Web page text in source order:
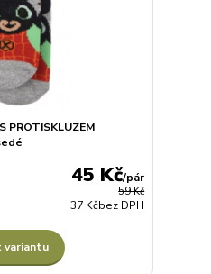
PROTISKLUZEM
59 Kč
45 Kč/pár
37 Kčbez DPH
variantu